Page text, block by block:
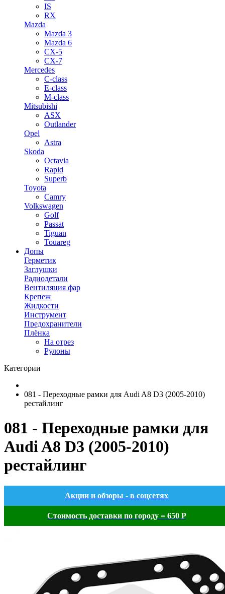
IS
RX
Mazda
Mazda 3
Mazda 6
CX-5
CX-7
Mercedes
C-class
E-class
M-class
Mitsubishi
ASX
Outlander
Opel
Astra
Skoda
Octavia
Rapid
Superb
Toyota
Camry
Volkswagen
Golf
Passat
Tiguan
Touareg
Допы
Герметик
Заглушки
Радиодетали
Вентиляция фар
Крепеж
Жидкости
Инструмент
Предохранители
Плёнка
На отрез
Рулоны
Категории
081 - Переходные рамки для Audi A8 D3 (2005-2010)
рестайлинг
081 - Переходные рамки для
Audi A8 D3 (2005-2010)
рестайлинг
Акции и обзоры - в соцсетях
Стоимость доставки по городу = 650 Р